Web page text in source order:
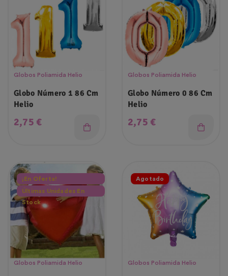
Globos Poliamida Helio
Globo Número 1 86 Cm
Helio
Precio
2,75 €
Globos Poliamida Helio
Globo Número 0 86 Cm
Helio
Precio
2,75 €
¡En Oferta!
Últimas Unidades En
Stock
Globos Poliamida Helio
Agotado
Globos Poliamida Helio